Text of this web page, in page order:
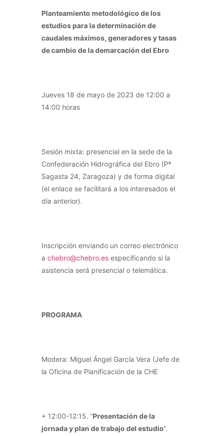
Planteamiento metodológico de los
estudios para la determinación de
caudales máximos, generadores y tasas
de cambio de la demarcación del Ebro
Jueves 18 de mayo de 2023 de 12:00 a
14:00 horas
Sesión mixta: presencial en la sede de la
Confederación Hidrográfica del Ebro (Pº
Sagasta 24, Zaragoza) y de forma digital
(el enlace se facilitará a los interesados el
día anterior).
Inscripción enviando un correo electrónico
a chebro@chebro.es especificando si la
asistencia será presencial o telemática.
PROGRAMA
Modera: Miguel Ángel García Vera (Jefe de
la Oficina de Planificación de la CHE
+ 12:00-12:15. “Presentación de la
jornada y plan de trabajo del estudio”.